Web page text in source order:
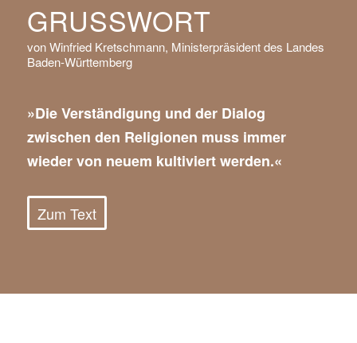
GRUSSWORT
von Winfried Kretschmann, Ministerpräsident des Landes
Baden-Württemberg
»Die Verständigung und der Dialog
zwischen den Religionen muss immer
wieder von neuem kultiviert werden.«
Zum Text